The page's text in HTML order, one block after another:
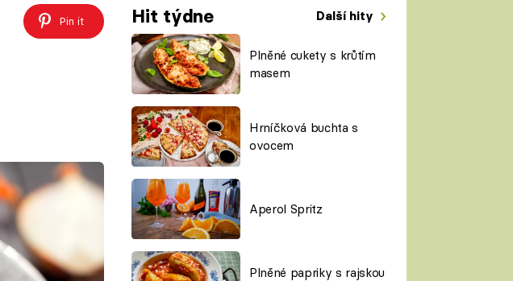
ČASOPIS
Pin it Hit týdne Další hity
Plněné cukety s krůtím
masem
Hrníčková buchta s
ovocem
Aperol Spritz
Plněné papriky s rajskou